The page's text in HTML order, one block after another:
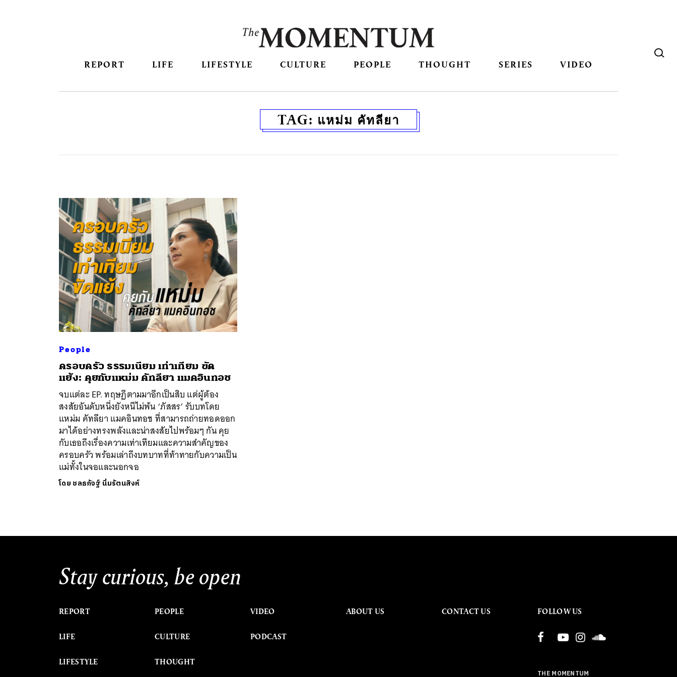
REPORT LIFE LIFESTYLE CULTURE PEOPLE THOUGHT SERIES VIDEO
TAG: แหม่ม คัทลียา
People
ครอบครัว ธรรมเนียม เท่าเทียม ขัด
แย้ง: คุยกับแหม่ม คัทลียา แมคอินทอช
จบแต่ละ EP. ทฤษฎีตามมาอีกเป็นสิบ แต่ผู้ต้อง
สงสัยอันดับหนึ่งยังหนีไม่พ้น ‘ภัสสร’ รับบทโดย
แหม่ม คัทลียา แมคอินทอช ที่สามารถถ่ายทอดออก
มาได้อย่างทรงพลังและน่าสงสัยไปพร้อมๆ กัน คุย
กับเธอถึงเรื่องความเท่าเทียมและความสำคัญของ
ครอบครัว พร้อมเล่าถึงบทบาทที่ท้าทายกับความเป็น
แม่ทั้งในจอและนอกจอ
โดย ชลธภัจฐ์ นิ่มรัตนสิงห์
Stay curious, be open
REPORT
LIFE
LIFESTYLE
PEOPLE
CULTURE
THOUGHT
VIDEO
PODCAST
ABOUT US CONTACT US FOLLOW US
THE MOMENTUM